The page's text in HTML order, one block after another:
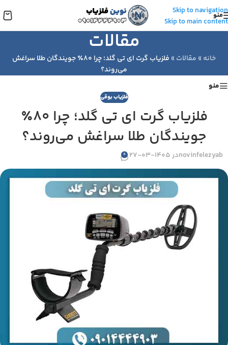
Skip to navigation
Skip to main content
منو
مقالات
خانه » مقالات »
فلزیاب گرت ای تی گلد؛ چرا ۸۰٪ جویندگان طلا سراغش
می‌روند؟
منو
فلزیاب بوقی
فلزیاب گرت ای تی گلد؛ چرا ۸۰٪
جویندگان طلا سراغش می‌روند؟
novinfelezyabدر 1405-03-27 0